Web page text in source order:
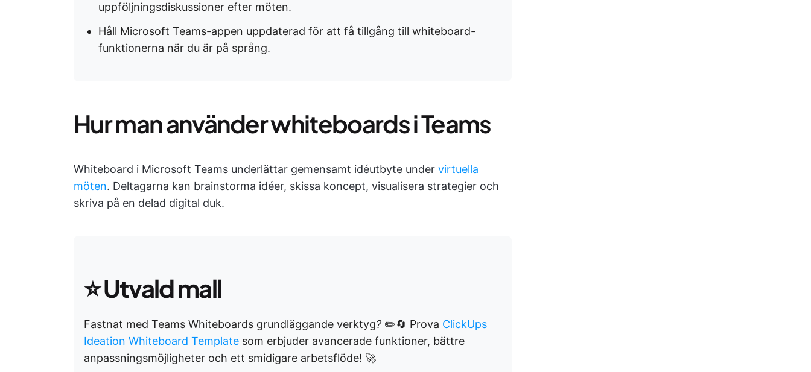
uppföljningsdiskussioner efter möten.
Håll Microsoft Teams-appen uppdaterad för att få tillgång till whiteboard-
funktionerna när du är på språng.
Hur man använder whiteboards i Teams
Whiteboard i Microsoft Teams underlättar gemensamt idéutbyte under virtuella
möten. Deltagarna kan brainstorma idéer, skissa koncept, visualisera strategier och
skriva på en delad digital duk.
⭐Utvald mall
Fastnat med Teams Whiteboards grundläggande verktyg? ✏️🔄 Prova ClickUps
Ideation Whiteboard Template som erbjuder avancerade funktioner, bättre
anpassningsmöjligheter och ett smidigare arbetsflöde! 🚀